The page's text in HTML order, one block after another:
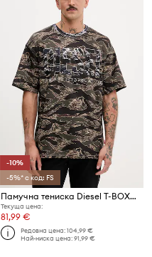
-10%
-5%* с код: FS
Памучна тениска Diesel T-BOXT-T22
Текуща цена:
81,99 €
Редовна цена:104,99 €
Най-ниска цена:91,99 €